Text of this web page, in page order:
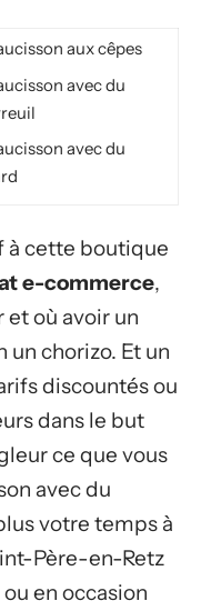
aux cêpes
avec du
avec du
à cette boutique
e-commerce,
où avoir un
un chorizo. Et un
discountés ou
dans le but
ce que vous
avec du
votre temps à
Père-en-Retz
en occasion